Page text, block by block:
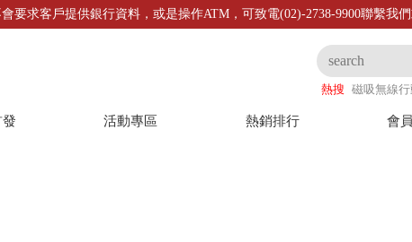
要求客戶提供銀行資料，或是操作ATM，可致電(02)-2738-9900聯繫我們
熱搜 磁吸無線
活動專區 熱銷排行 會